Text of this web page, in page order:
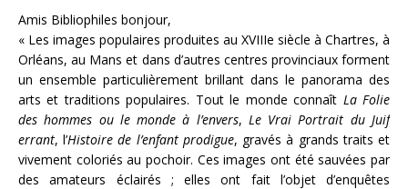
Amis Bibliophiles bonjour,
« Les images populaires produites au XVIIIe siècle à Chartres, à
Orléans, au Mans et dans d’autres centres provinciaux forment
un ensemble particulièrement brillant dans le panorama des
arts et traditions populaires. Tout le monde connaît La Folie
des hommes ou le monde à l’envers, Le Vrai Portrait du Juif
errant, l’Histoire de l’enfant prodigue, gravés à grands traits et
vivement coloriés au pochoir. Ces images ont été sauvées par
des amateurs éclairés ; elles ont fait l’objet d’enquêtes